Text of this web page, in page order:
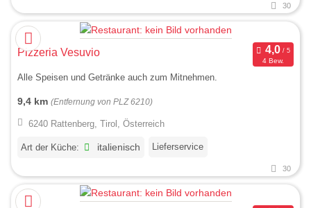
30
Pizzeria Vesuvio
4 Bew.
Alle Speisen und Getränke auch zum Mitnehmen.
9,4 km (Entfernung von PLZ 6210)
6240 Rattenberg, Tirol, Österreich
Art der Küche: italienisch Lieferservice
30